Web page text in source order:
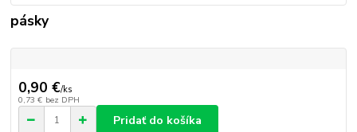
pásky
0,90 €/ks
0,73 € bez DPH
Pridať do košíka